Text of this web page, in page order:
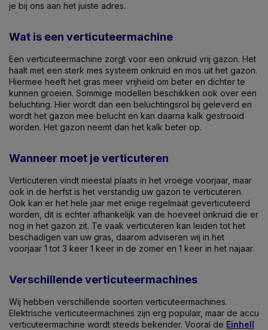
je bij ons aan het juiste adres.
Wat is een verticuteermachine
Een verticuteermachine zorgt voor een onkruid vrij gazon. Het
haalt met een sterk mes systeem onkruid en mos uit het gazon.
Hiermee heeft het gras meer vrijheid om beter en dichter te
kunnen groeien. Sommige modellen beschikken ook over een
beluchting. Hier wordt dan een beluchtingsrol bij geleverd en
wordt het gazon mee belucht en kan daarna kalk gestrooid
worden. Het gazon neemt dan het kalk beter op.
Wanneer moet je verticuteren
Verticuteren vindt meestal plaats in het vroege voorjaar, maar
ook in de herfst is het verstandig uw gazon te verticuteren.
Ook kan er het hele jaar met enige regelmaat geverticuteerd
worden, dit is echter afhankelijk van de hoeveel onkruid die er
nog in het gazon zit. Te vaak verticuteren kan leiden tot het
beschadigen van uw gras, daarom adviseren wij in het
voorjaar 1 tot 3 keer 1 keer in de zomer en 1 keer in het najaar.
Verschillende verticuteermachines
Wij hebben verschillende soorten verticuteermachines.
Elektrische verticuteermachines zijn erg populair, maar de accu
verticuteermachine wordt steeds bekender. Vooral de Einhell